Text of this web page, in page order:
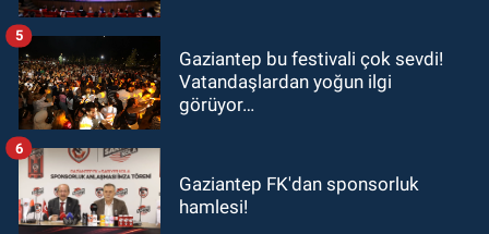
Gaziantep bu festivali çok sevdi!
Vatandaşlardan yoğun ilgi
görüyor…
5
Gaziantep FK'dan sponsorluk
hamlesi!
6